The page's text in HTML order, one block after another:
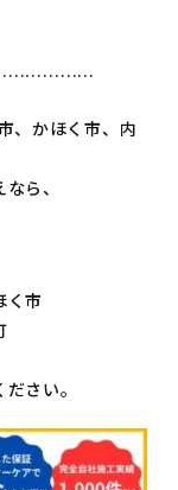
、かほく市、内
ら、
市
さい。